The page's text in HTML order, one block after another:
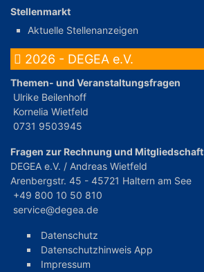
Stellenmarkt
Aktuelle Stellenanzeigen
2026 - DEGEA e.V.
Themen- und Veranstaltungsfragen
Ulrike Beilenhoff
Kornelia Wietfeld
0731 9503945
Fragen zur Rechnung und Mitgliedschaft
DEGEA e.V. / Andreas Wietfeld
Arenbergstr. 45 - 45721 Haltern am See
+49 800 10 50 810
service@degea.de
Datenschutz
Datenschutzhinweis App
Impressum